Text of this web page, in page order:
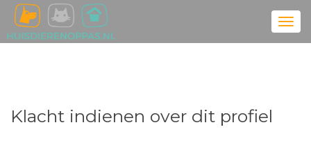
Klacht indienen over dit profiel